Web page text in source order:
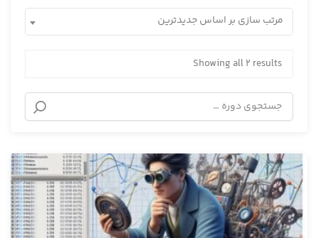
مرتب سازی بر اساس جدیدترین
Showing all 2 results